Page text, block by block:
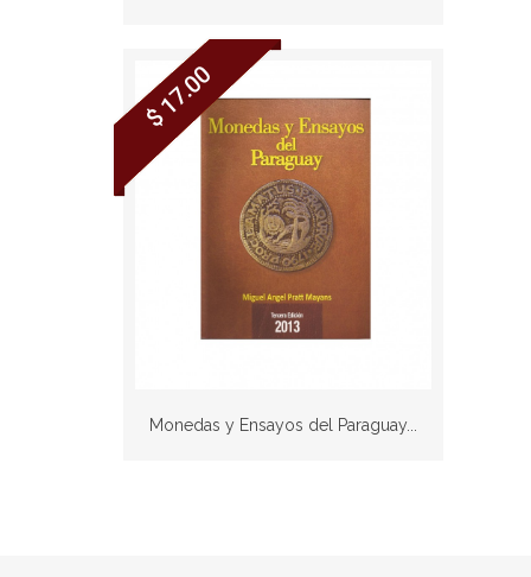
$ 17.00
Monedas y Ensayos del Paraguay...